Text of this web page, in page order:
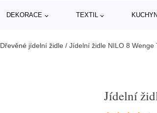
DEKORACE TEXTIL
Dřevěné jídelní židle / Jídelní židle NILO 8 Wenge
Jídelní